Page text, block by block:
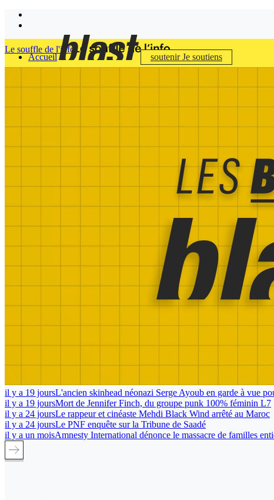
Accueil soutenirJe soutiens
Le souffle de l'info
il y a 19 joursL'ancien skinhead néonazi Serge Ayoub en garde à vue
il y a 19 joursMort de Jennifer Finch, du groupe punk 100% féminin L7
il y a 24 joursLe rappeur et cinéaste Mehdi Black Wind arrêté au Maroc
il y a 24 joursLe PNF enquête sur la Tribune de Saadé
il y a un moisAmnesty International dénonce le massacre de familles